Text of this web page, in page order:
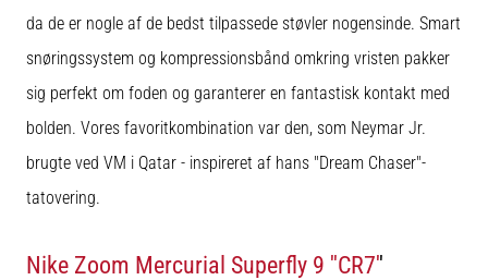
da de er nogle af de bedst tilpassede støvler nogensinde. Smart
snøringssystem og kompressionsbånd omkring vristen pakker
sig perfekt om foden og garanterer en fantastisk kontakt med
bolden. Vores favoritkombination var den, som Neymar Jr.
brugte ved VM i Qatar - inspireret af hans "Dream Chaser"-
tatovering.
Nike Zoom Mercurial Superfly 9 ''CR7''